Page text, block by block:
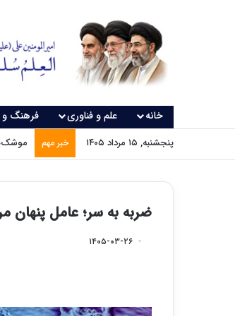
خانه علم و فناوری فرهنگ و
پنجشنبه, ۱۵ مرداد ۱۴۰۵ خبر مهم
ضربه به سر؛ عامل پنهان
۱۴۰۵-۰۳-۲۶